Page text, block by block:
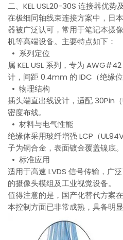
二、KEL USL20-30S 连接器优势
在极细同轴线束连接方案中，日
器被广泛认可，常用于笔记本摄
机等高端设备。主要特点如下：
• 系列定位
属 KEL USL 系列，专为
计，间距 0.4mm 的 IDC（绝缘位
• 物理结构
插头端直出线设计，适配 30Pin
密度布线。
• 材料与电气性能
绝缘体采用玻纤增强 LCP（
子为铜合金，表面镀金覆盖镍底。
• 标准应用
适用于高速 LVDS 信号传输，广
的摄像头模组及工业视觉设备。
值得注意的是，国产化替代方案
本控制方面已非常成熟，具备明显